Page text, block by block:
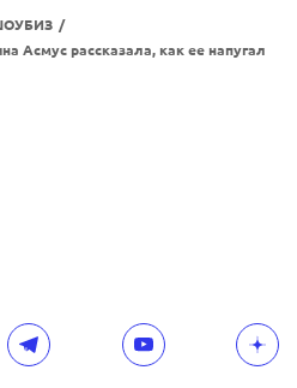
/
Асмус рассказала, как ее напугал